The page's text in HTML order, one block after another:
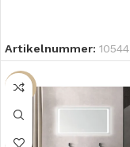
Artikelnummer: 10544
SALE